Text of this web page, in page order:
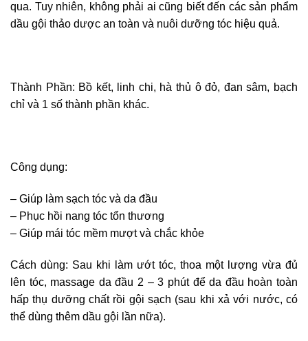
qua. Tuy nhiên, không phải ai cũng biết đến các sản phẩm
dầu gội thảo dược an toàn và nuôi dưỡng tóc hiệu quả.
Thành Phần: Bồ kết, linh chi, hà thủ ô đỏ, đan sâm, bạch
chỉ và 1 số thành phần khác.
Công dụng:
– Giúp làm sạch tóc và da đầu
– Phục hồi nang tóc tổn thương
– Giúp mái tóc mềm mượt và chắc khỏe
Cách dùng: Sau khi làm ướt tóc, thoa một lượng vừa đủ
lên tóc, massage da đầu 2 – 3 phút để da đầu hoàn toàn
hấp thụ dưỡng chất rồi gội sạch (sau khi xả với nước, có
thể dùng thêm dầu gội lần nữa).